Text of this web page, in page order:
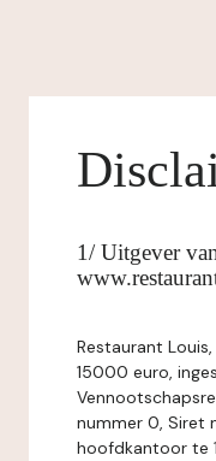
1/ Uitgever
Restaurant
15000 euro,
nummer 0, Siret
hoofdkantoor te